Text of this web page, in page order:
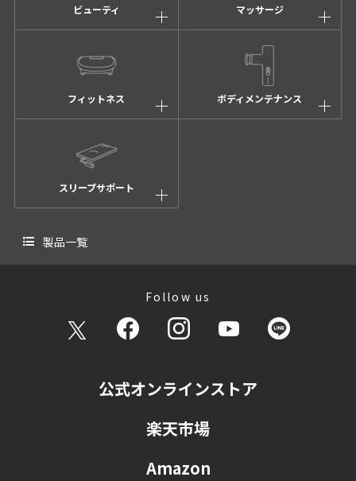
ビューティ マッサージ
フィットネス ボディメンテナンス
スリープサポート
製品一覧
Follow us
公式オンラインストア
楽天市場
Amazon